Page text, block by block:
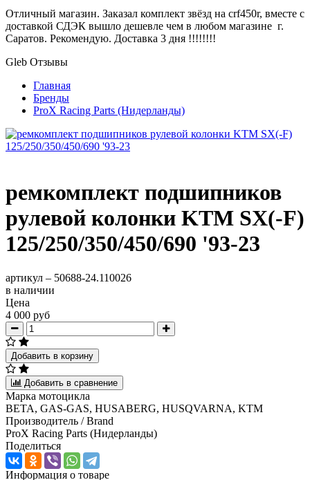
Отличный магазин. Заказал комплект звёзд на crf450r, вместе с
доставкой СДЭК вышло дешевле чем в любом магазине г.
Саратов. Рекомендую. Доставка 3 дня !!!!!!!!
Gleb Отзывы
Главная
Бренды
ProX Racing Parts (Нидерланды)
ремкомплект подшипников
рулевой колонки KTM SX(-F)
125/250/350/450/690 '93-23
артикул – 50688-24.110026
в наличии
Цена
4 000 руб
Добавить в корзину
Добавить в сравнение
Марка мотоцикла
BETA, GAS-GAS, HUSABERG, HUSQVARNA, KTM
Производитель / Brand
ProX Racing Parts (Нидерланды)
Поделиться
Информация о товаре